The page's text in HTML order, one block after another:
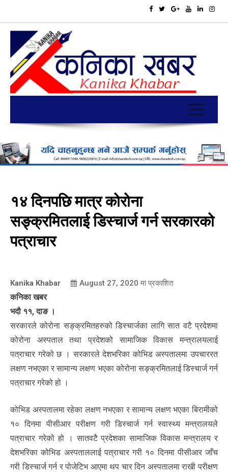
१४ दिनपछि मात्र कोरोना
सङ्क्रमितलाई डिस्चार्ज गर्न सरकारको
पत्राचार
Kanika Khabar August 27, 2020 मा प्रकाशित
कनिका खबर
भदौ ११, दाङ ।
सरकारले कोरोना सङ्क्रमितहरुको डिस्चार्जका लागि सात वटै प्रदेशमा
कोरोना अस्पताल तथा प्रदेशको सामाजिक विकास मन्त्रालयलाई
पत्राचार गरेको छ । सरकारले देशभरिका कोभिड अस्पतालमा उपचाररत
लक्षण नभएका र सामान्य लक्षण भएका कोरोना सङ्क्रमितलाई डिस्चार्ज गर्न
पत्राचार गरेको हो ।
कोभिड अस्पतालमा रहेका लक्षण नभएका र सामान्य लक्षण भएका बिरामीको
१० दिनमा पीसीआर परीक्षण गरी डिस्चार्ज गर्न स्वास्थ्य मन्त्रालयले
पत्राचार गरेको हो । सातवटै प्रदेशका सामाजिक विकास मन्त्रालय र
देशभरिका कोभिड अस्पताललाई पत्राचार गरी १० दिनमा पीसीआर जाँच
गरी डिस्चार्ज गर्न र पोजेटिभ आएमा थप चार दिन अस्पतालमा राखी परीक्षण